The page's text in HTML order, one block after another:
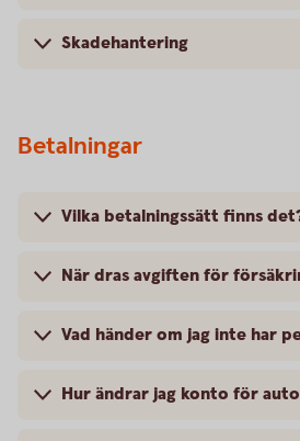
Skadehantering
Betalningar
Vilka betalningssätt finns
När dras avgiften för
Vad händer om jag inte har
Hur ändrar jag konto för